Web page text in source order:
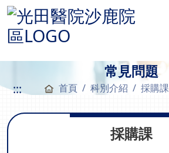
常見問題
::: 首頁 科別介紹 採購課
採購課